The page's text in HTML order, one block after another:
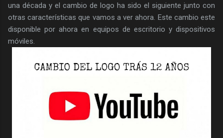
una década y el cambio de logo ha sido el siguiente junto con
otras características que vamos a ver ahora. Este cambio este
disponible por ahora en equipos de escritorio y dispositivos
móviles.